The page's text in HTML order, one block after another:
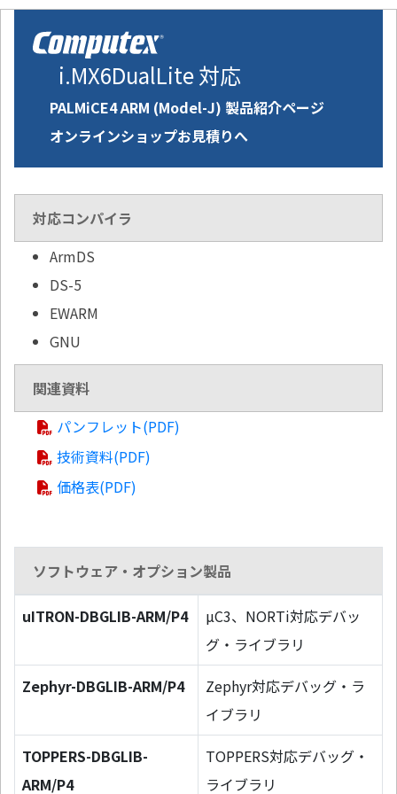
i.MX6DualLite 対応
PALMiCE4 ARM (Model-J) 製品紹介ページ
オンラインショップお見積りへ
対応コンパイラ
ArmDS
DS-5
EWARM
GNU
関連資料
パンフレット(PDF)
技術資料(PDF)
価格表(PDF)
ソフトウェア・オプション製品
uITRON-DBGLIB-ARM/P4
µC3、NORTi対応デバッ
グ・ライブラリ
Zephyr-DBGLIB-ARM/P4
Zephyr対応デバッグ・ラ
イブラリ
TOPPERS-DBGLIB-
ARM/P4
TOPPERS対応デバッグ・
ライブラリ